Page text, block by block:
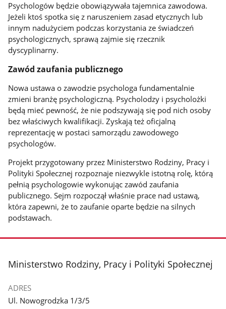
Psychologów będzie obowiązywała tajemnica zawodowa.
Jeżeli ktoś spotka się z naruszeniem zasad etycznych lub
innym nadużyciem podczas korzystania ze świadczeń
psychologicznych, sprawą zajmie się rzecznik
dyscyplinarny.
Zawód zaufania publicznego
Nowa ustawa o zawodzie psychologa fundamentalnie
zmieni branżę psychologiczną. Psycholodzy i psycholożki
będą mieć pewność, że nie podszywają się pod nich osoby
bez właściwych kwalifikacji. Zyskają też oficjalną
reprezentację w postaci samorządu zawodowego
psychologów.
Projekt przygotowany przez Ministerstwo Rodziny, Pracy i
Polityki Społecznej rozpoznaje niezwykle istotną rolę, którą
pełnią psychologowie wykonując zawód zaufania
publicznego. Sejm rozpoczął właśnie prace nad ustawą,
która zapewni, że to zaufanie oparte będzie na silnych
podstawach.
stopka
Ministerstwo Rodziny, Pracy i Polityki Społecznej
ADRES
Ul. Nowogrodzka 1/3/5